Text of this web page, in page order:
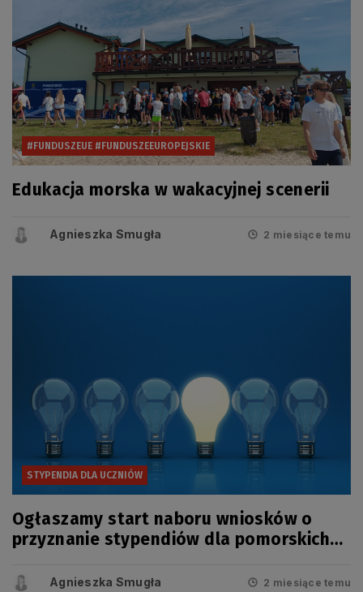
#FUNDUSZEUE #FUNDUSZEEUROPEJSKIE
Edukacja morska w wakacyjnej scenerii
Agnieszka Smugła 2 miesiące temu
STYPENDIA DLA UCZNIÓW
Ogłaszamy start naboru wniosków o
przyznanie stypendiów dla pomorskich
Agnieszka Smugła 2 miesiące temu